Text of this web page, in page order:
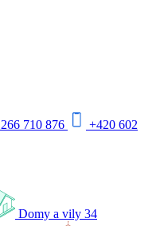
710 876
+420 602
Domy a vily 34